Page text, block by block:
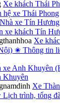
Xe khách Thái
xe Thái Phong
Nhà xe Tín
xe khách Tín
Xe
✬ Thông tin
xe Anh Khuyên
Khuyên
Xe
trình, tổng